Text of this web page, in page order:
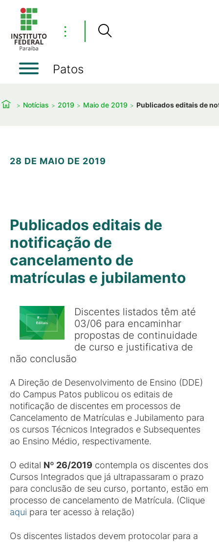
⋮
Patos
Notícias 2019 Maio de 2019 Publicados editais de
28 DE MAIO DE 2019
Publicados editais de
notificação de
cancelamento de
matrículas e jubilamento
Discentes listados têm até
03/06 para encaminhar
propostas de continuidade
de curso e justificativa de
não conclusão
A Direção de Desenvolvimento de Ensino (DDE)
do Campus Patos publicou os editais de
notificação de discentes em processos de
Cancelamento de Matrículas e Jubilamento para
os cursos Técnicos Integrados e Subsequentes
ao Ensino Médio, respectivamente.
O edital Nº 26/2019 contempla os discentes dos
Cursos Integrados que já ultrapassaram o prazo
para conclusão de seu curso, portanto, estão em
processo de cancelamento de Matrícula. (Clique
aqui para ter acesso à relação)
Os discentes listados devem protocolar para a